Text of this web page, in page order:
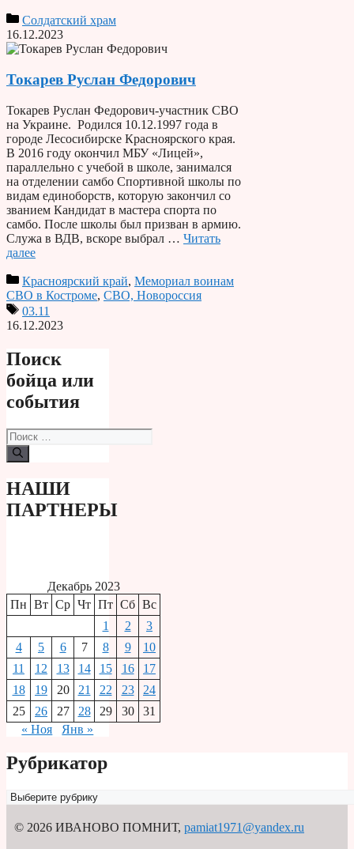
Солдатский храм
16.12.2023
Токарев Руслан Федорович
Токарев Руслан Федорович-участник СВО
на Украине. Родился 10.12.1997 года в
городе Лесосибирске Красноярского края.
В 2016 году окончил МБУ «Лицей»,
параллельно с учебой в школе, занимался
на отделении самбо Спортивной школы по
видам единоборств, которую закончил со
званием Кандидат в мастера спорта по
самбо. После школы был призван в армию.
Служа в ВДВ, вскоре выбрал … Читать
далее
Красноярский край, Мемориал воинам
СВО в Костроме, СВО, Новороссия
03.11
16.12.2023
Поиск
бойца или
события
Поиск:
НАШИ
ПАРТНЕРЫ
Декабрь 2023
Пн Вт Ср Чт Пт Сб Вс
1
2
3
4
5 6 7 8 9
10
11
12 13 14 15 16
17
18
19 20 21 22 23
24
25
26 27 28 29 30
31
« Ноя
Янв »
Рубрикатор
Рубрикатор
© 2026 ИВАНОВО ПОМНИТ, pamiat1971@yandex.ru